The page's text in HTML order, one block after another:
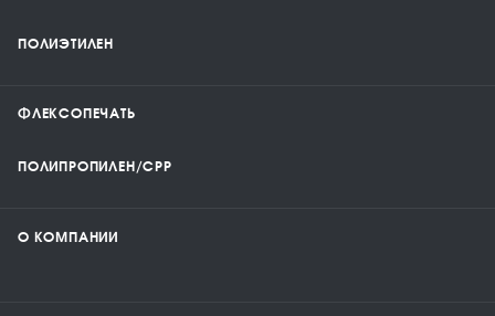
ПОЛИЭТИЛЕН
ФЛЕКСОПЕЧАТЬ
ПОЛИПРОПИЛЕН/CPP
О КОМПАНИИ